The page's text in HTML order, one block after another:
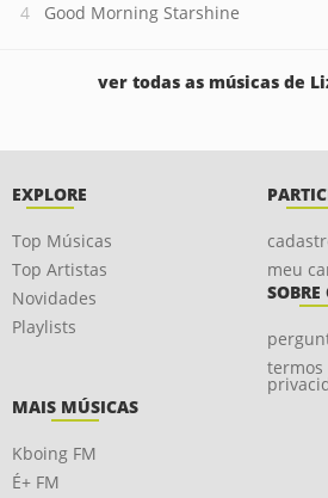
Good Morning Starshine
ver todas as músicas de
EXPLORE
Top Músicas
Top Artistas
Novidades
Playlists
meu
SOBRE
termos
MAIS MÚSICAS
Kboing FM
É+ FM